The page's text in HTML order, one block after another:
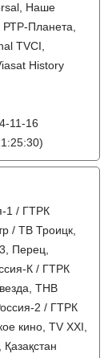
Наше
Планета,
TVCI,
History
11-16
1 / ГТРК
/ ТВ Троицк,
Перец,
К / ГТРК
ТНВ
2 / ГТРК
кино, TV XXI,